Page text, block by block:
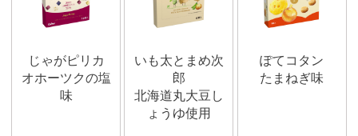
じゃがピリカ
オホーツクの塩
味
いも太とまめ次
郎
北海道丸大豆し
ょうゆ使用
ぽてコタン
たまねぎ味